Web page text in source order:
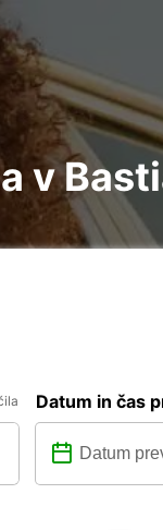
v
Datum in čas